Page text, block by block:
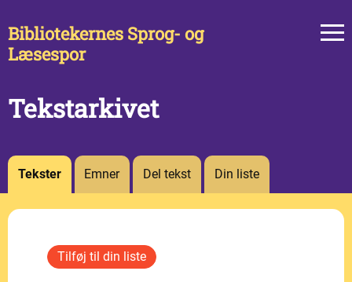
Bibliotekernes Sprog- og
Læsespor
Tekstarkivet
Tekster Emner Del tekst Din liste